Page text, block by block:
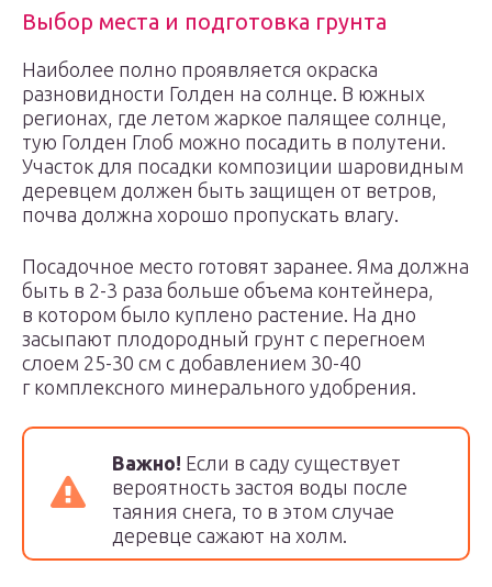
Выбор места и подготовка грунта
Наиболее полно проявляется окраска
разновидности Голден на солнце. В южных
регионах, где летом жаркое палящее солнце,
тую Голден Глоб можно посадить в полутени.
Участок для посадки композиции шаровидным
деревцем должен быть защищен от ветров,
почва должна хорошо пропускать влагу.
Посадочное место готовят заранее. Яма должна
быть в 2-3 раза больше объема контейнера,
в котором было куплено растение. На дно
засыпают плодородный грунт с перегноем
слоем 25-30 см с добавлением 30-40
г комплексного минерального удобрения.
Важно! Если в саду существует
вероятность застоя воды после
таяния снега, то в этом случае
деревце сажают на холм.